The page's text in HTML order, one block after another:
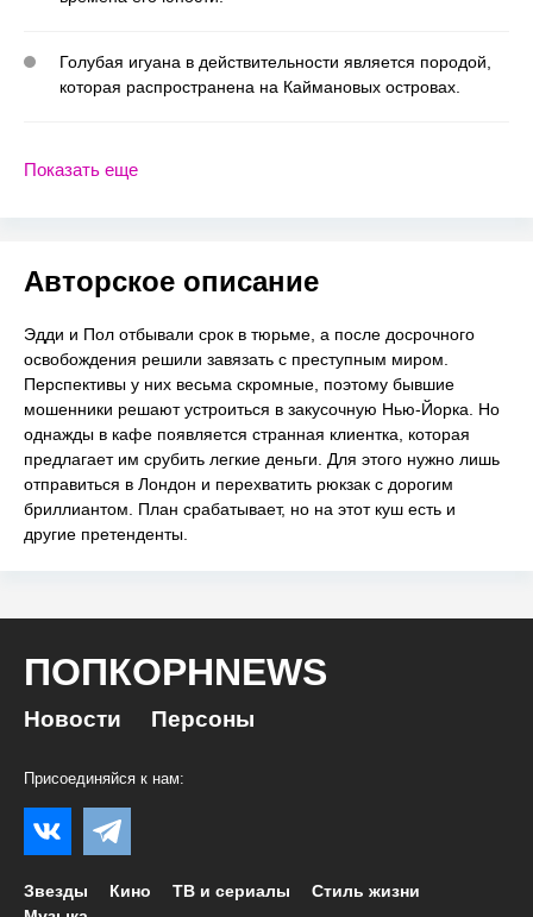
Голубая игуана в действительности является породой,
которая распространена на Каймановых островах.
Показать еще
Авторское описание
Эдди и Пол отбывали срок в тюрьме, а после досрочного
освобождения решили завязать с преступным миром.
Перспективы у них весьма скромные, поэтому бывшие
мошенники решают устроиться в закусочную Нью-Йорка. Но
однажды в кафе появляется странная клиентка, которая
предлагает им срубить легкие деньги. Для этого нужно лишь
отправиться в Лондон и перехватить рюкзак с дорогим
бриллиантом. План срабатывает, но на этот куш есть и
другие претенденты.
ПОПКОРНNEWS
Новости Персоны
Присоединяйся к нам:
Звезды Кино ТВ и сериалы
Стиль жизни